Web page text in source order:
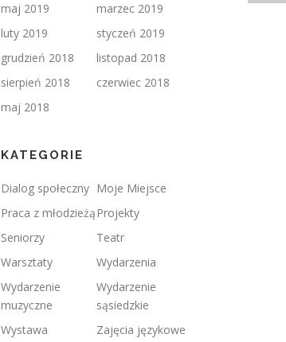
maj 2019
marzec 2019
luty 2019
styczeń 2019
grudzień 2018
listopad 2018
sierpień 2018
czerwiec 2018
maj 2018
KATEGORIE
Dialog społeczny Moje Miejsce
Praca z młodzieżąProjekty
Seniorzy
Teatr
Warsztaty
Wydarzenia
Wydarzenie
muzyczne
Wydarzenie
sąsiedzkie
Wystawa
Zajęcia językowe